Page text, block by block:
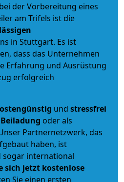
der Vorbereitung eines
am Trifels ist die
in Stuttgart. Es ist
dass das Unternehmen
Erfahrung und Ausrüstung
erfolgreich
und stressfrei
Beiladung oder als
Partnernetzwerk, das
haben, ist
sogar international
sich jetzt kostenlose
Sie einen ersten